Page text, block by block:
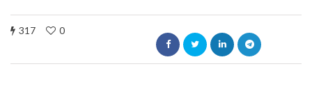
317 0